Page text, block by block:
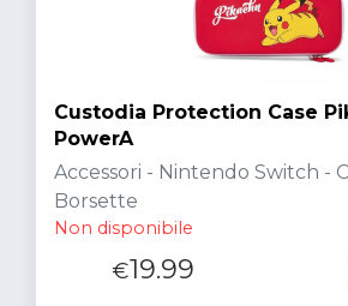
Custodia Protection Case
PowerA
Accessori - Nintendo Switch -
Borsette
Non disponibile
€19.99